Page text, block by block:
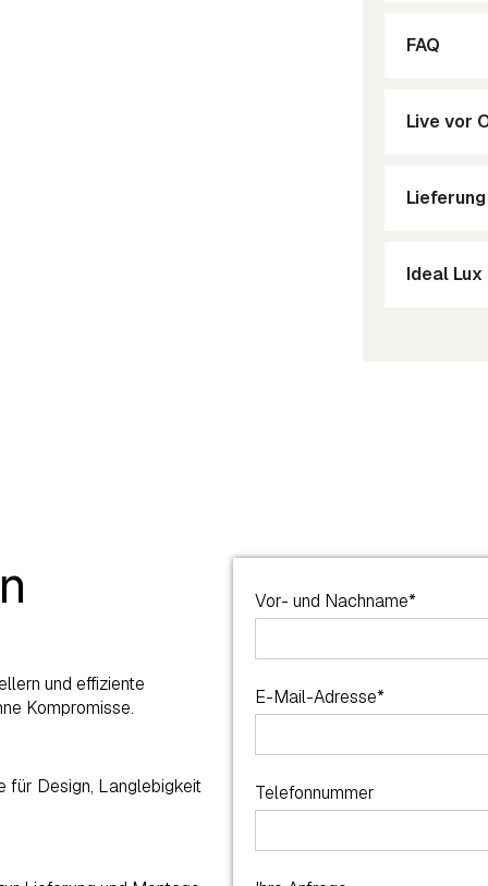
FAQ
Live vor
Ideal Lux
und effiziente
Kompromisse.
für Design, Langlebigkeit
Vor- und Nachname*
E-Mail-Adresse*
Telefonnummer